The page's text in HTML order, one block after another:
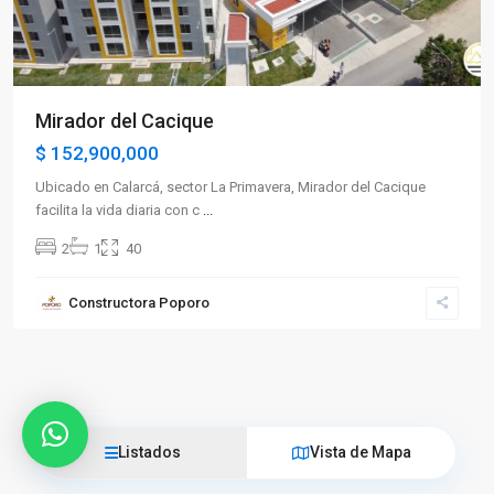
Mirador del Cacique
$ 152,900,000
Ubicado en Calarcá, sector La Primavera, Mirador del Cacique
facilita la vida diaria con c
2 1 40
Constructora Poporo
Listados Vista de Mapa